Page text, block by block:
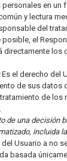
en un
y lectura
del
el
directamente los
Es el derecho del
de sus datos
de los
de una decisión
incluida
Usuario a no
basada